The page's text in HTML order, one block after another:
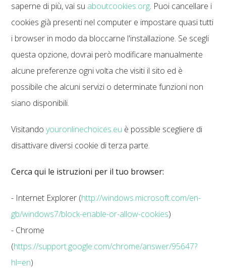
saperne di più, vai su aboutcookies.org. Puoi cancellare i
cookies già presenti nel computer e impostare quasi tutti
i browser in modo da bloccarne l'installazione. Se scegli
questa opzione, dovrai però modificare manualmente
alcune preferenze ogni volta che visiti il sito ed è
possibile che alcuni servizi o determinate funzioni non
siano disponibili.
Visitandoyouronlinechoices.eu è possible scegliere di
disattivare diversi cookie di terza parte.
Cerca qui le istruzioni per il tuo browser:
- Internet Explorer (http://windows.microsoft.com/en-
gb/windows7/block-enable-or-allow-cookies)
- Chrome
(https://support.google.com/chrome/answer/95647?
hl=en)